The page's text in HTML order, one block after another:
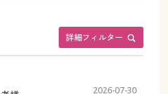
詳細フィルター
2026-07-30